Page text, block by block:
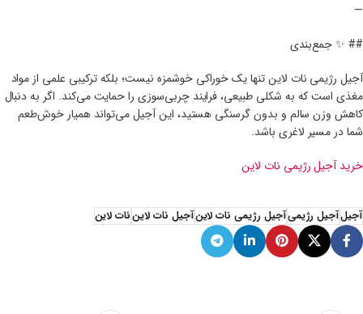
—
## ✨ جمع‌بندی
آجیل رژیمی نات لاین تنها یک خوراکی خوشمزه نیست؛ بلکه ترکیبی علمی از مواد
مغذی است که به شکلی طبیعی، فرایند چربی‌سوزی را حمایت می‌کند. اگر به دنبال
کاهش وزن سالم و بدون گرسنگی هستید، این آجیل می‌تواند همیار خوش‌طعم
شما در مسیر لاغری باشد.
خرید آجیل رژیمی نات لاین
آجیلآجیل رژیمیآجیل رژیمی نات لاینآجیل نات لایننات لاین